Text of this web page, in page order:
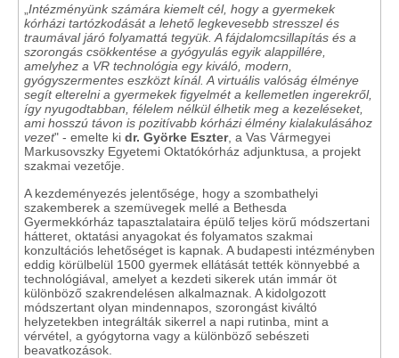
Intézményünk számára kiemelt cél, hogy a gyermekek
kórházi tartózkodását a lehető legkevesebb stresszel és
traumával járó folyamattá tegyük. A fájdalomcsillapítás és a
szorongás csökkentése a gyógyulás egyik alappillére,
amelyhez a VR technológia egy kiváló, modern,
gyógyszermentes eszközt kínál. A virtuális valóság élménye
segít elterelni a gyermekek figyelmét a kellemetlen ingerekről,
így nyugodtabban, félelem nélkül élhetik meg a kezeléseket,
ami hosszú távon is pozitívabb kórházi élmény kialakulásához
vezet" - emelte ki dr. Györke Eszter, a Vas Vármegyei
Markusovszky Egyetemi Oktatókórház adjunktusa, a projekt
szakmai vezetője.
A kezdeményezés jelentősége, hogy a szombathelyi
szakemberek a szemüvegek mellé a Bethesda
Gyermekkórház tapasztalataira épülő teljes körű módszertani
hátteret, oktatási anyagokat és folyamatos szakmai
konzultációs lehetőséget is kapnak. A budapesti intézményben
eddig körülbelül 1500 gyermek ellátását tették könnyebbé a
technológiával, amelyet a kezdeti sikerek után immár öt
különböző szakrendelésen alkalmaznak. A kidolgozott
módszertant olyan mindennapos, szorongást kiváltó
helyzetekben integrálták sikerrel a napi rutinba, mint a
vérvétel, a gyógytorna vagy a különböző sebészeti
beavatkozások.